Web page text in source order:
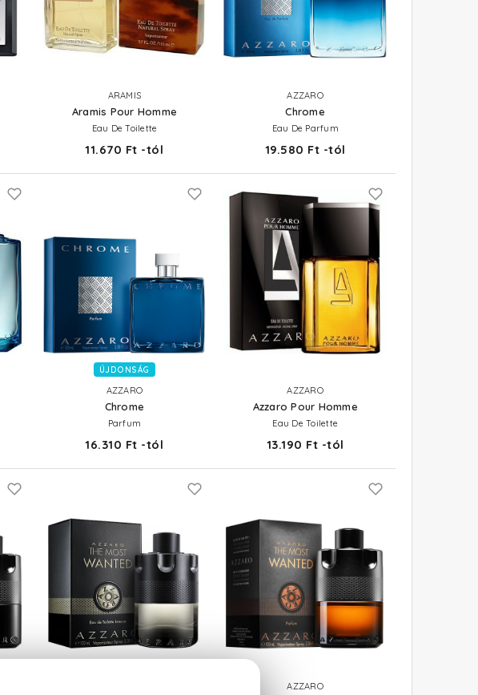
ARAMIS
Aramis Pour Homme
Eau De Toilette
11.670 Ft -tól
AZZARO
Chrome
Eau De Parfum
19.580 Ft -tól
ÚJDONSÁG
AZZARO
Chrome
Parfum
16.310 Ft -tól
AZZARO
Azzaro Pour Homme
Eau De Toilette
13.190 Ft -tól
AZZARO